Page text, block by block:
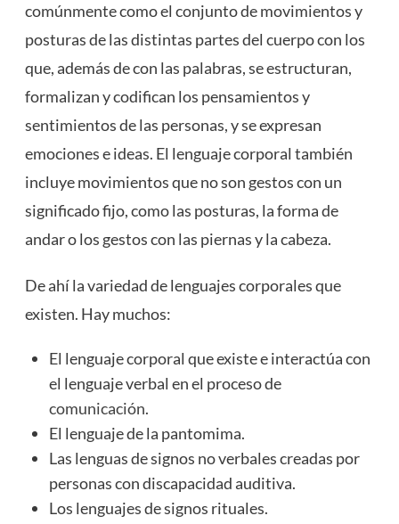
comúnmente como el conjunto de movimientos y
posturas de las distintas partes del cuerpo con los
que, además de con las palabras, se estructuran,
formalizan y codifican los pensamientos y
sentimientos de las personas, y se expresan
emociones e ideas. El lenguaje corporal también
incluye movimientos que no son gestos con un
significado fijo, como las posturas, la forma de
andar o los gestos con las piernas y la cabeza.
De ahí la variedad de lenguajes corporales que
existen. Hay muchos:
El lenguaje corporal que existe e interactúa con
el lenguaje verbal en el proceso de
comunicación.
El lenguaje de la pantomima.
Las lenguas de signos no verbales creadas por
personas con discapacidad auditiva.
Los lenguajes de signos rituales.